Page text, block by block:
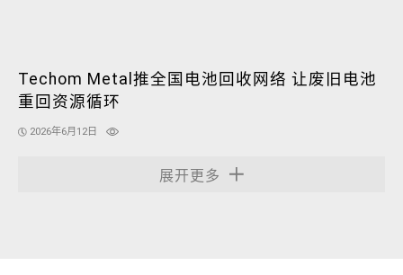
Techom Metal推全国电池回收网络 让废旧电池
重回资源循环
2026年6月12日
展开更多